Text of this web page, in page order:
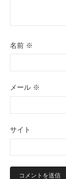
名前 ※
メール ※
サイト